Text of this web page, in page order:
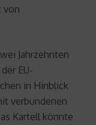
von
Jahrzehnten
EU-
in Hinblick
verbundenen
Kartell könnte